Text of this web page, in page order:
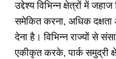
उद्देश्य विभिन्न क्षेत्रों में जहाज
समेकित करना, अधिक दक्षता
देना है। विभिन्न राज्यों से
एकीकृत करके, पार्क समुद्री